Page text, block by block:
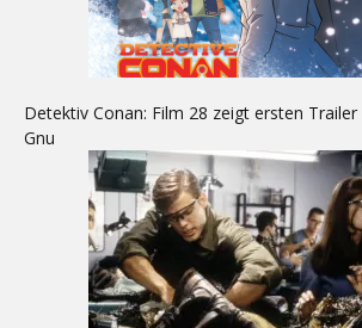
Detektiv Conan: Film 28 zeigt ersten
Gnu